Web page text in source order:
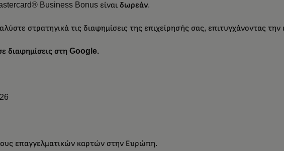
Business Bonus είναι δωρεάν.
στρατηγικά τις διαφημίσεις της επιχείρησής σας, επιτυγχάνοντας
διαφημίσεις στη Google.
επαγγελματικών καρτών στην Ευρώπη.